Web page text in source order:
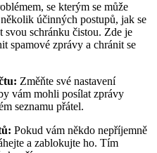
se kterým se může
účinných postupů, jak se
svou schránku čistou. Zde je
spamové zprávy a chránit se
Změňte své nastavení
vám mohli posílat zprávy
seznamu přátel.
Pokud vám někdo nepříjemně
a zablokujte ho. Tím